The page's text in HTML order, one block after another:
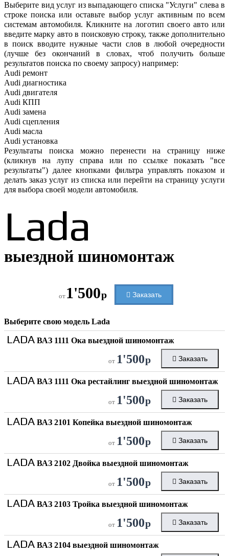
Выберите вид услуг из выпадающего списка "Услуги" слева в
строке поиска или оставьте выбор услуг активным по всем
системам автомобиля. Кликните на логотип своего авто или
введите марку авто в поисковую строку, также дополнительно
в поиск вводите нужные части слов в любой очередности
(лучше без окончаний в словах, чтоб получить больше
результатов поиска по своему запросу) например:
Audi ремонт
Audi диагностика
Audi двигателя
Audi КПП
Audi замена
Audi сцепления
Audi масла
Audi установка
Результаты поиска можно перенести на страницу ниже
(кликнув на лупу справа или по ссылке показать "все
результаты") далее кнопками фильтра управлять показом и
делать заказ услуг из списка или перейти на страницу услуги
для выбора своей модели автомобиля.
Lada
выездной шиномонтаж
от 1'500р Заказать
Выберите свою модель Lada
LADA ВАЗ 1111 Ока выездной шиномонтаж
от 1'500р Заказать
LADA ВАЗ 1111 Ока рестайлинг выездной шиномонтаж
от 1'500р Заказать
LADA ВАЗ 2101 Копейка выездной шиномонтаж
от 1'500р Заказать
LADA ВАЗ 2102 Двойка выездной шиномонтаж
от 1'500р Заказать
LADA ВАЗ 2103 Тройка выездной шиномонтаж
от 1'500р Заказать
LADA ВАЗ 2104 выездной шиномонтаж